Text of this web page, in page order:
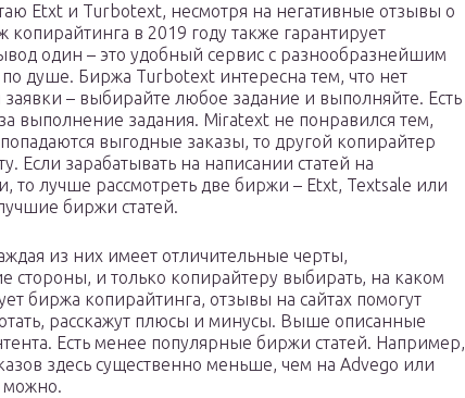
Etxt и Turbotext, несмотря на негативные отзывы о
в 2019 году также гарантирует
один – это удобный сервис с разнообразнейшим
душе. Биржа Turbotext интересна тем, что нет
– выбирайте любое задание и выполняйте. Есть
выполнение задания. Miratext не понравился тем,
выгодные заказы, то другой копирайтер
Если зарабатывать на написании статей на
то лучше рассмотреть две биржи – Etxt, Textsale или
биржи статей.
из них имеет отличительные черты,
стороны, и только копирайтеру выбирать, на каком
биржа копирайтинга, отзывы на сайтах помогут
расскажут плюсы и минусы. Выше описанные
Есть менее популярные биржи статей. Например,
здесь существенно меньше, чем на Advego или
можно.